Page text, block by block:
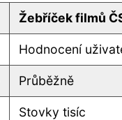
Žebříček filmů
Hodnocení
Průběžně
Stovky tisíc